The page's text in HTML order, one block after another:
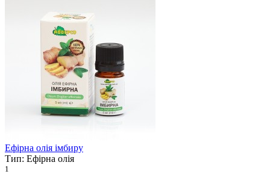
Ефірна олія імбиру
Тип: Ефірна олія
1